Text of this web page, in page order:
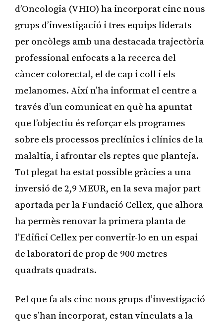
d’Oncologia (VHIO) ha incorporat cinc nous
grups d’investigació i tres equips liderats
per oncòlegs amb una destacada trajectòria
professional enfocats a la recerca del
càncer colorectal, el de cap i coll i els
melanomes. Així n’ha informat el centre a
través d’un comunicat en què ha apuntat
que l’objectiu és reforçar els programes
sobre els processos preclínics i clínics de la
malaltia, i afrontar els reptes que planteja.
Tot plegat ha estat possible gràcies a una
inversió de 2,9 MEUR, en la seva major part
aportada per la Fundació Cellex, que alhora
ha permès renovar la primera planta de
l’Edifici Cellex per convertir-lo en un espai
de laboratori de prop de 900 metres
quadrats quadrats.
Pel que fa als cinc nous grups d’investigació
que s’han incorporat, estan vinculats a la